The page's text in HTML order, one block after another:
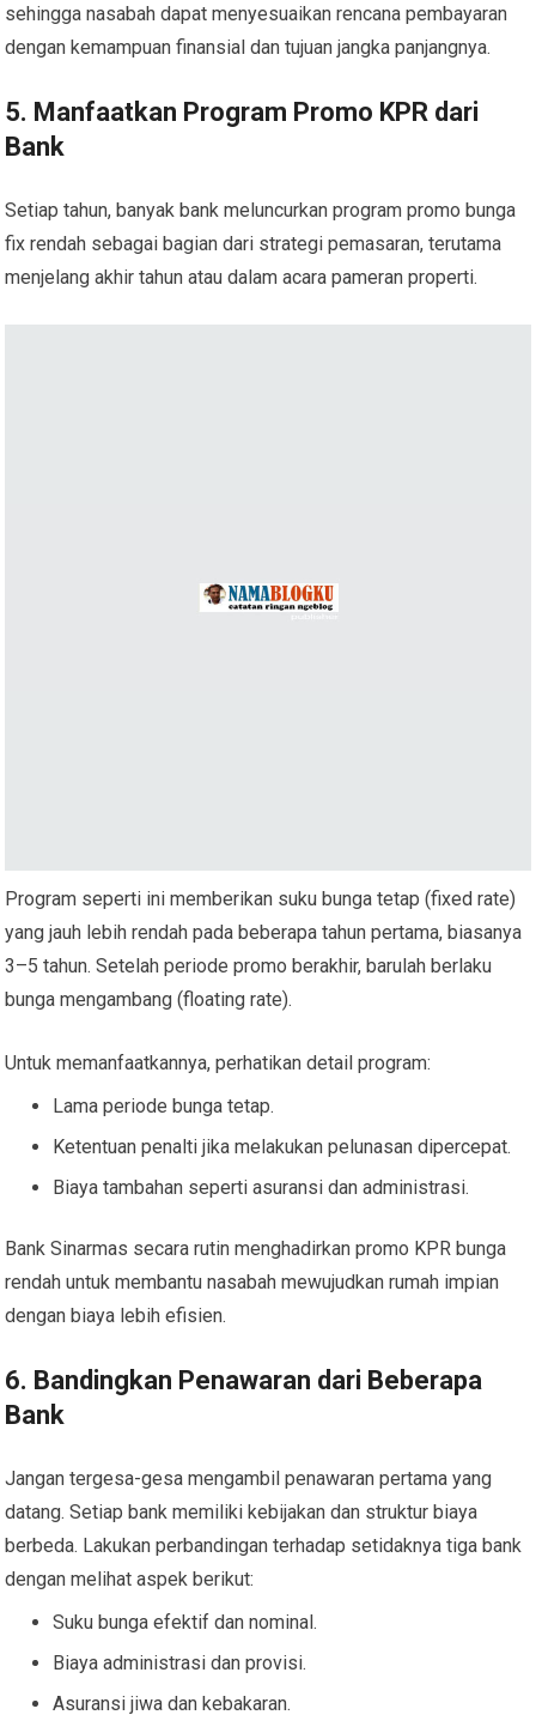
sehingga nasabah dapat menyesuaikan rencana pembayaran
dengan kemampuan finansial dan tujuan jangka panjangnya.
5. Manfaatkan Program Promo KPR dari
Bank
Setiap tahun, banyak bank meluncurkan program promo bunga
fix rendah sebagai bagian dari strategi pemasaran, terutama
menjelang akhir tahun atau dalam acara pameran properti.
Program seperti ini memberikan suku bunga tetap (fixed rate)
yang jauh lebih rendah pada beberapa tahun pertama, biasanya
3–5 tahun. Setelah periode promo berakhir, barulah berlaku
bunga mengambang (floating rate).
Untuk memanfaatkannya, perhatikan detail program:
Lama periode bunga tetap.
Ketentuan penalti jika melakukan pelunasan dipercepat.
Biaya tambahan seperti asuransi dan administrasi.
Bank Sinarmas secara rutin menghadirkan promo KPR bunga
rendah untuk membantu nasabah mewujudkan rumah impian
dengan biaya lebih efisien.
6. Bandingkan Penawaran dari Beberapa
Bank
Jangan tergesa-gesa mengambil penawaran pertama yang
datang. Setiap bank memiliki kebijakan dan struktur biaya
berbeda. Lakukan perbandingan terhadap setidaknya tiga bank
dengan melihat aspek berikut:
Suku bunga efektif dan nominal.
Biaya administrasi dan provisi.
Asuransi jiwa dan kebakaran.